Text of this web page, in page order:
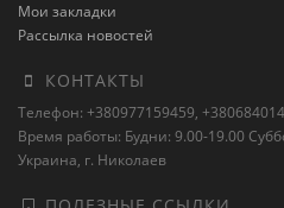
Мои закладки
Рассылка новостей
КОНТАКТЫ
Телефон: +380977159459,
Время работы: Будни: 9.00-19.00
Украина, г. Николаев